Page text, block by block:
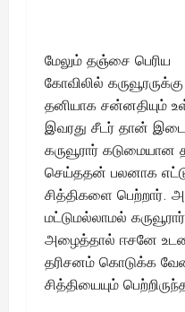
மேலும் தஞ்சை பெரிய
கோவிலில்
தனியாக சன்னதியும்
இவரது சீடர் தான்
கருவூரார் கடுமையான
செய்ததன் பலனாக
சித்திகளை பெற்றார்.
மட்டுமல்லாமல் கருவூரார்
அழைத்தால் ஈசனே
தரிசனம் கொடுக்க
சித்தியையும்